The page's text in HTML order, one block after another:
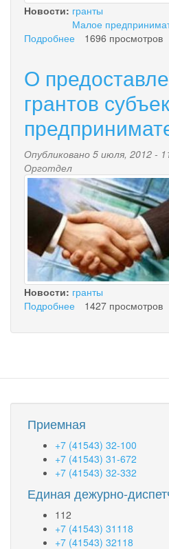
Новости: гранты
Малое
Подробнее
грантополучателей
1696 просмотров
О
грантов
Опубликовано 5 июля, 2012 -
Орготдел
iruki.jpeg
Новости: гранты
Подробнее
предоставлении
малого
1427 просмотров
Приемная
+7 (41543) 32-100
+7 (41543) 31-672
+7 (41543) 32-332
Единая дежурно-
112
+7 (41543) 31118
+7 (41543) 32118